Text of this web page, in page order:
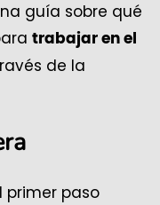
guía sobre qué
trabajar en el
de la
primer paso